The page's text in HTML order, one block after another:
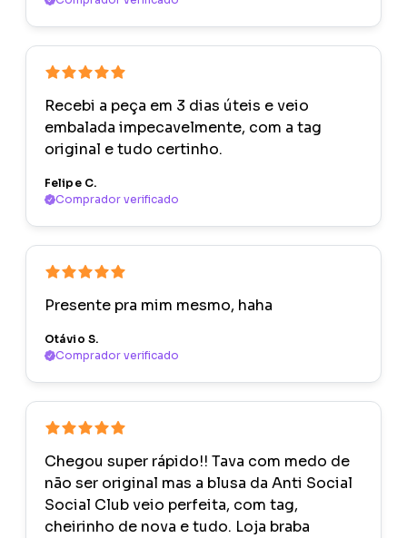
Recebi a peça em 3 dias úteis e veio
embalada impecavelmente, com a tag
original e tudo certinho.
Felipe C.
Comprador verificado
Presente pra mim mesmo, haha
Otávio S.
Comprador verificado
Chegou super rápido!! Tava com medo de
não ser original mas a blusa da Anti Social
Social Club veio perfeita, com tag,
cheirinho de nova e tudo. Loja braba